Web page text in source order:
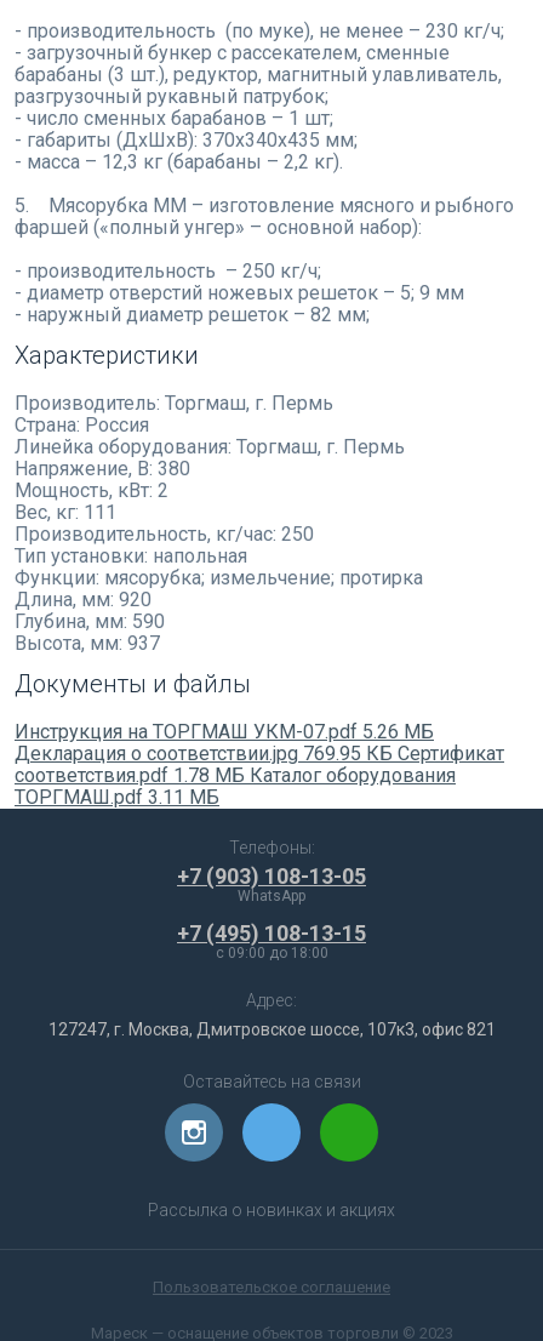
- производительность (по муке), не менее – 230 кг/ч;
- загрузочный бункер с рассекателем, сменные
барабаны (3 шт.), редуктор, магнитный улавливатель,
разгрузочный рукавный патрубок;
- число сменных барабанов – 1 шт;
- габариты (ДхШхВ): 370х340х435 мм;
- масса – 12,3 кг (барабаны – 2,2 кг).
5. Мясорубка ММ – изготовление мясного и рыбного
фаршей («полный унгер» – основной набор):
- производительность – 250 кг/ч;
- диаметр отверстий ножевых решеток – 5; 9 мм
- наружный диаметр решеток – 82 мм;
Характеристики
Производитель: Торгмаш, г. Пермь
Страна: Россия
Линейка оборудования: Торгмаш, г. Пермь
Напряжение, В: 380
Мощность, кВт: 2
Вес, кг: 111
Производительность, кг/час: 250
Тип установки: напольная
Функции: мясорубка; измельчение; протирка
Длина, мм: 920
Глубина, мм: 590
Высота, мм: 937
Документы и файлы
Инструкция на ТОРГМАШ УКМ-07.pdf 5.26 МБ
Декларация о соответствии.jpg 769.95 КБ Сертификат
соответствия.pdf 1.78 МБ Каталог оборудования
ТОРГМАШ.pdf 3.11 МБ
Телефоны:
+7 (903) 108-13-05
WhatsApp
+7 (495) 108-13-15
c 09:00 до 18:00
Адрес:
127247, г. Москва, Дмитровское шоссе, 107к3, офис 821
Оставайтесь на связи
Рассылка о новинках и акциях
Пользовательское соглашение
Мареск — оснащение объектов торговли © 2023